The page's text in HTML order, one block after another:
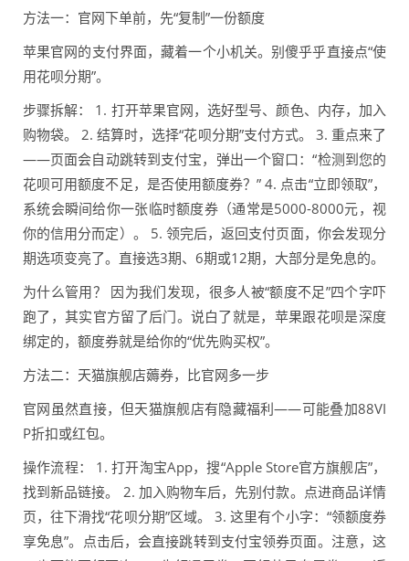
方法一：官网下单前，先“复制”一份额度
苹果官网的支付界面，藏着一个小机关。别傻乎乎直接点“使
用花呗分期”。
步骤拆解： 1. 打开苹果官网，选好型号、颜色、内存，加入
购物袋。 2. 结算时，选择“花呗分期”支付方式。 3. 重点来了
——页面会自动跳转到支付宝，弹出一个窗口：“检测到您的
花呗可用额度不足，是否使用额度券？” 4. 点击“立即领取”，
系统会瞬间给你一张临时额度券（通常是5000-8000元，视
你的信用分而定）。 5. 领完后，返回支付页面，你会发现分
期选项变亮了。直接选3期、6期或12期，大部分是免息的。
为什么管用？ 因为我们发现，很多人被“额度不足”四个字吓
跑了，其实官方留了后门。说白了就是，苹果跟花呗是深度
绑定的，额度券就是给你的“优先购买权”。
方法二：天猫旗舰店薅券，比官网多一步
官网虽然直接，但天猫旗舰店有隐藏福利——可能叠加88VI
P折扣或红包。
操作流程： 1. 打开淘宝App，搜“Apple Store官方旗舰店”，
找到新品链接。 2. 加入购物车后，先别付款。点进商品详情
页，往下滑找“花呗分期”区域。 3. 这里有个小字：“领额度券
享免息”。点击后，会直接跳转到支付宝领券页面。注意，这